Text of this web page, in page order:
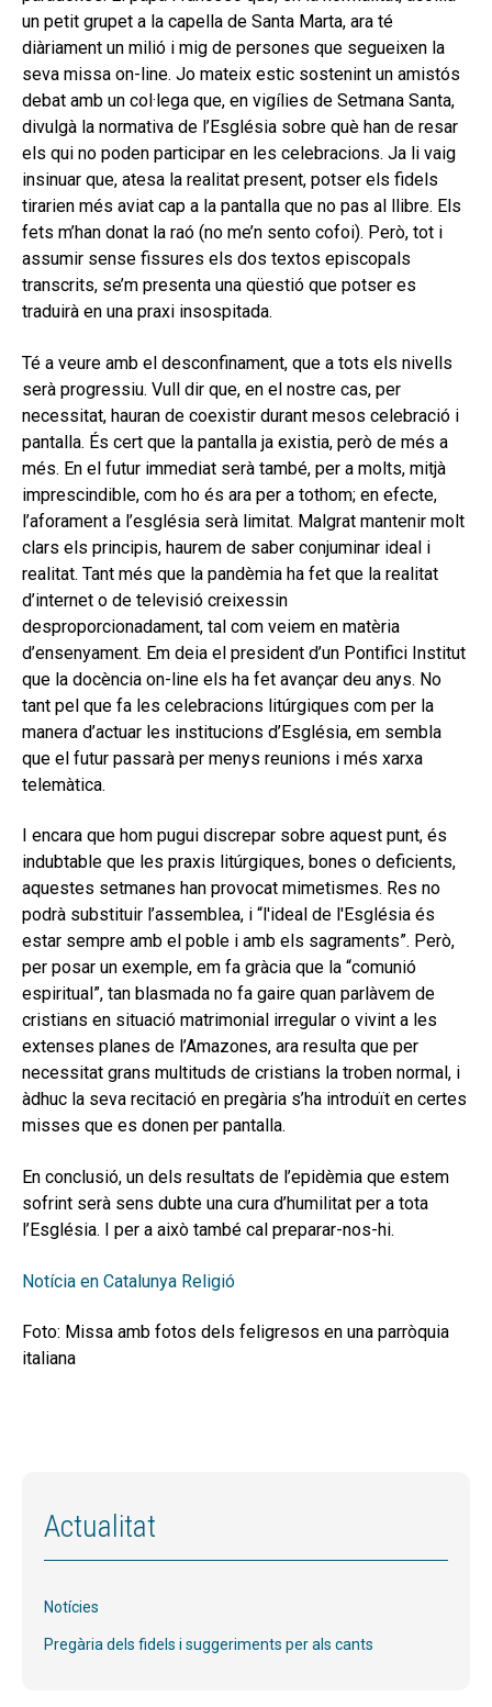
un petit grupet a la capella de Santa Marta, ara té
diàriament un milió i mig de persones que segueixen la
seva missa on-line. Jo mateix estic sostenint un amistós
debat amb un col·lega que, en vigílies de Setmana Santa,
divulgà la normativa de l’Església sobre què han de resar
els qui no poden participar en les celebracions. Ja li vaig
insinuar que, atesa la realitat present, potser els fidels
tirarien més aviat cap a la pantalla que no pas al llibre. Els
fets m’han donat la raó (no me’n sento cofoi). Però, tot i
assumir sense fissures els dos textos episcopals
transcrits, se’m presenta una qüestió que potser es
traduirà en una praxi insospitada.
Té a veure amb el desconfinament, que a tots els nivells
serà progressiu. Vull dir que, en el nostre cas, per
necessitat, hauran de coexistir durant mesos celebració i
pantalla. És cert que la pantalla ja existia, però de més a
més. En el futur immediat serà també, per a molts, mitjà
imprescindible, com ho és ara per a tothom; en efecte,
l’aforament a l’església serà limitat. Malgrat mantenir molt
clars els principis, haurem de saber conjuminar ideal i
realitat. Tant més que la pandèmia ha fet que la realitat
d’internet o de televisió creixessin
desproporcionadament, tal com veiem en matèria
d’ensenyament. Em deia el president d’un Pontifici Institut
que la docència on-line els ha fet avançar deu anys. No
tant pel que fa les celebracions litúrgiques com per la
manera d’actuar les institucions d’Església, em sembla
que el futur passarà per menys reunions i més xarxa
telemàtica.
I encara que hom pugui discrepar sobre aquest punt, és
indubtable que les praxis litúrgiques, bones o deficients,
aquestes setmanes han provocat mimetismes. Res no
podrà substituir l’assemblea, i “l'ideal de l'Església és
estar sempre amb el poble i amb els sagraments”. Però,
per posar un exemple, em fa gràcia que la “comunió
espiritual”, tan blasmada no fa gaire quan parlàvem de
cristians en situació matrimonial irregular o vivint a les
extenses planes de l’Amazones, ara resulta que per
necessitat grans multituds de cristians la troben normal, i
àdhuc la seva recitació en pregària s’ha introduït en certes
misses que es donen per pantalla.
En conclusió, un dels resultats de l’epidèmia que estem
sofrint serà sens dubte una cura d’humilitat per a tota
l’Església. I per a això també cal preparar-nos-hi.
Notícia en Catalunya Religió
Foto: Missa amb fotos dels feligresos en una parròquia
italiana
Actualitat
Notícies
Pregària dels fidels i suggeriments per als cants